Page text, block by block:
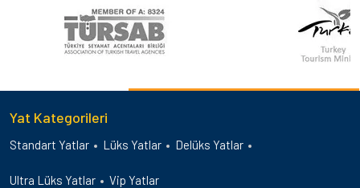
Yat Kategorileri
Standart Yatlar Lüks Yatlar Delüks Yatlar
Ultra Lüks Yatlar Vip Yatlar